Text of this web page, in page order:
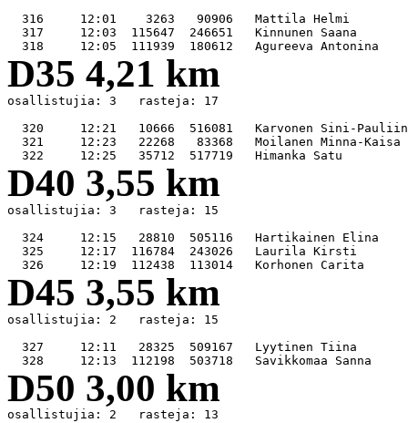
316     12:01    3263   90906
317     12:03  115647  246651
D35 4,21 km
osallistujia: 3   rasteja: 17
320     12:21   10666  516081
321     12:23   22268   83368
D40 3,55 km
osallistujia: 3   rasteja: 15
324     12:15   28810  505116
325     12:17  116784  243026
D45 3,55 km
osallistujia: 2   rasteja: 15
327     12:11   28325  509167
D50 3,00 km
osallistujia: 2   rasteja: 13